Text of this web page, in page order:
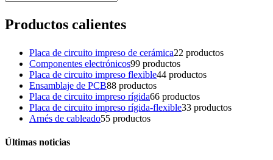
Productos calientes
Placa de circuito impreso de cerámica22 productos
Componentes electrónicos99 productos
Placa de circuito impreso flexible44 productos
Ensamblaje de PCB88 productos
Placa de circuito impreso rígida66 productos
Placa de circuito impreso rígida-flexible33 productos
Arnés de cableado55 productos
Últimas noticias